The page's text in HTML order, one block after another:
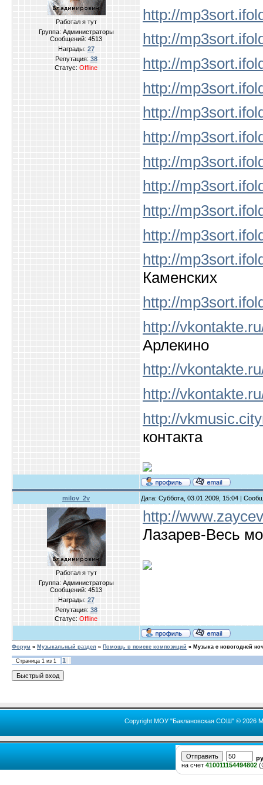
Работал я тут
Группа: Администраторы
Сообщений: 4513
Награды: 27
Репутация: 38
Статус: Offline
http://
http://
http://
http://
http://
http://
http://
http://
http://
http://
http://
Каменских
http://
http://
Арлекино
http://
http://
http://
контакта
milov_2v Дата: Суббота, 03.01.2009, 15:04 |
Работал я тут
Группа: Администраторы
Сообщений: 4513
Награды: 27
Репутация: 38
Статус: Offline
http://
Лазарев-Весь
Форум » Музыкальный раздел » Помощь в поиске композиций » Музыка с новогодней
Страница 1 из 1 1
Copyright МОУ "Баклановская СОШ" © 2026
на счет 410011154494802 (